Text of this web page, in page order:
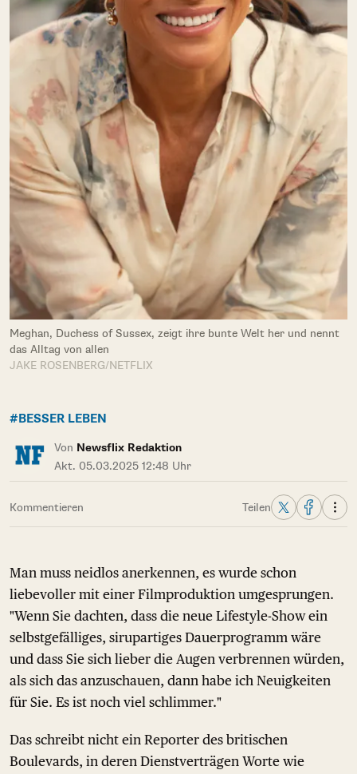
Meghan, Duchess of Sussex, zeigt ihre bunte Welt her und nennt
das Alltag von allen
JAKE ROSENBERG/NETFLIX
#BESSER LEBEN
Von Newsflix Redaktion
Akt. 05.03.2025 12:48 Uhr
Kommentieren Teilen
Man muss neidlos anerkennen, es wurde schon
liebevoller mit einer Filmproduktion umgesprungen.
"Wenn Sie dachten, dass die neue Lifestyle-Show ein
selbstgefälliges, sirupartiges Dauerprogramm wäre
und dass Sie sich lieber die Augen verbrennen würden,
als sich das anzuschauen, dann habe ich Neuigkeiten
für Sie. Es ist noch viel schlimmer."
Das schreibt nicht ein Reporter des britischen
Boulevards, in deren Dienstverträgen Worte wie